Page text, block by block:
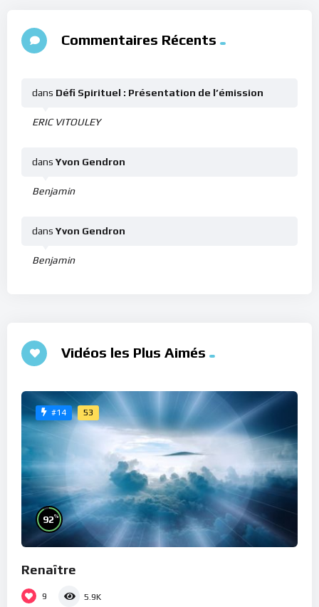
Commentaires Récents
ERIC VITOULEY
dans Défi Spirituel : Présentation de l’émission
Benjamin
dans Yvon Gendron
Benjamin
dans Yvon Gendron
Vidéos les Plus Aimés
#14 53
92%
Renaître
9 5.9K